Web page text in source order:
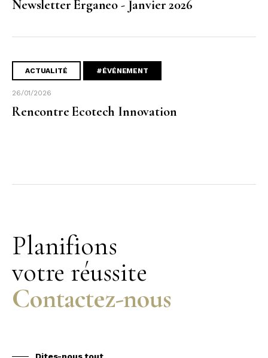
Newsletter Erganeo - Janvier 2026
ACTUALITÉ #ÉVÉNEMENT
26/01/2026
Rencontre Ecotech Innovation
Planifions
votre réussite
Contactez-nous